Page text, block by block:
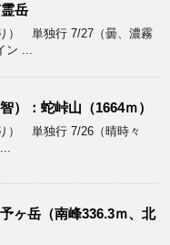
岳
） 単独行 7/27（曇、濃霧
...
：蛇峠山（1664ｍ）
） 単独行 7/26（晴時々
ヶ岳（南峰336.3ｍ、北